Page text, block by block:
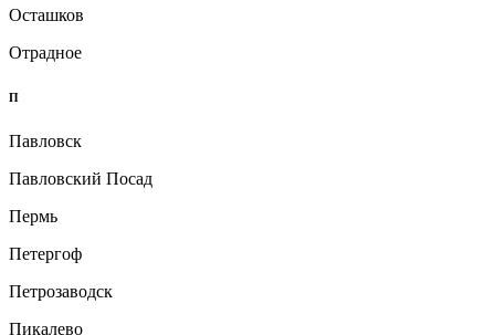
Осташков
Отрадное
П
Павловск
Павловский Посад
Пермь
Петергоф
Петрозаводск
Пикалево